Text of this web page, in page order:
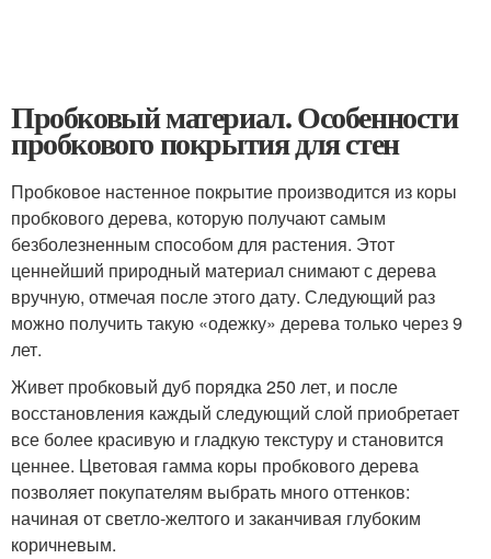
Пробковый материал. Особенности
пробкового покрытия для стен
Пробковое настенное покрытие производится из коры
пробкового дерева, которую получают самым
безболезненным способом для растения. Этот
ценнейший природный материал снимают с дерева
вручную, отмечая после этого дату. Следующий раз
можно получить такую «одежку» дерева только через 9
лет.
Живет пробковый дуб порядка 250 лет, и после
восстановления каждый следующий слой приобретает
все более красивую и гладкую текстуру и становится
ценнее. Цветовая гамма коры пробкового дерева
позволяет покупателям выбрать много оттенков:
начиная от светло-желтого и заканчивая глубоким
коричневым.